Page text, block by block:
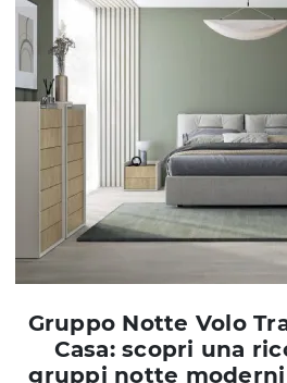
Gruppo Notte Volo
Casa: scopri una
gruppi notte